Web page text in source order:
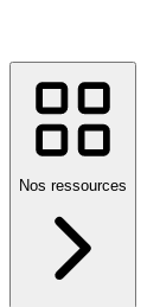
Nos ressources